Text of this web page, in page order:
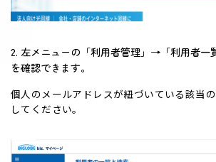
2. 左メニューの「利用者管理」→「利用者一
を確認できます。
個人のメールアドレスが紐づいている該当
してください。